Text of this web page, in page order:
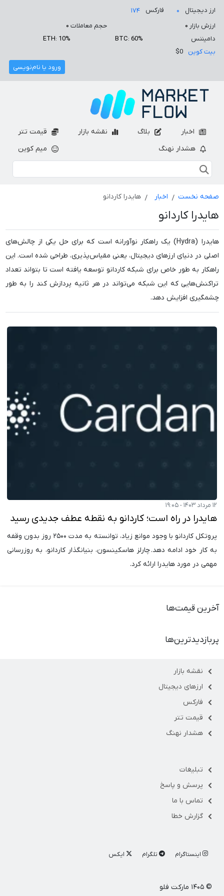
ارز دیجیتال ۰ فارکس
۱۷۴
ارزش بازار ۰ حجم معاملات ۰
دامیننس
BTC: 60%
ETH: 10%
بیت کوین
$0
ورود یا نام‌نویسی
اخبار بلاگ نقشه بازار
قیمت تتر
هشدار نهنگ
میم کوین
صفحه نخست اخبار هایدرا کاردانو
هایدرا کاردانو
هایدرا (Hydra) یک راهکار نوآورانه است که برای حل یکی از چالش‌های
اصلی در دنیای ارزهای دیجیتال، یعنی مقیاس‌پذیری، طراحی شده است. این
راهکار به طور خاص برای شبکه کاردانو توسعه یافته است تا بتواند تعداد
تراکنش‌هایی که این شبکه می‌تواند در هر ثانیه پردازش کند را به طور
چشمگیری افزایش دهد.
۱۲ مرداد ۱۴۰۳ - ۱۹:۰۵
هایدرا در راه است؛ کاردانو به نقطه عطف جدیدی رسید
پروتکل کاردانو با وجود موانع زیاد، توانسته به مدت ۲۵۰۰ روز بدون وقفه
به کار خود ادامه دهد. چارلز هاسکینسون، بنیانگذار کاردانو، به روزرسانی
مهمی در مورد هایدرا ارائه کرد.
آخرین قیمت‌ها
پربازدیدترین‌ها
نقشه بازار
ارزهای دیجیتال
فارکس
قیمت تتر
هشدار نهنگ
تبلیغات
پرسش و پاسخ
تماس با ما
گزارش خطا
اینستاگرام تلگرام ایکس
© ۱۴۰۵ مارکت فلو